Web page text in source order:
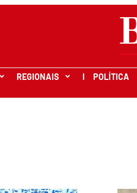
REGIONAIS I POLÍTICA